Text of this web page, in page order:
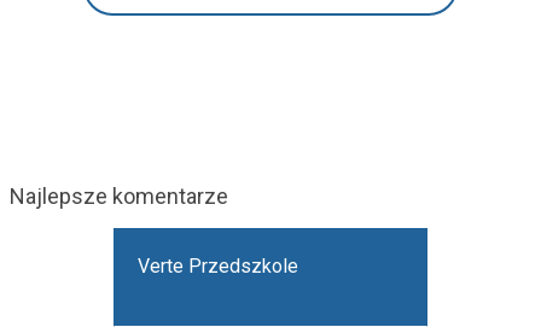
Najlepsze komentarze
Verte Przedszkole